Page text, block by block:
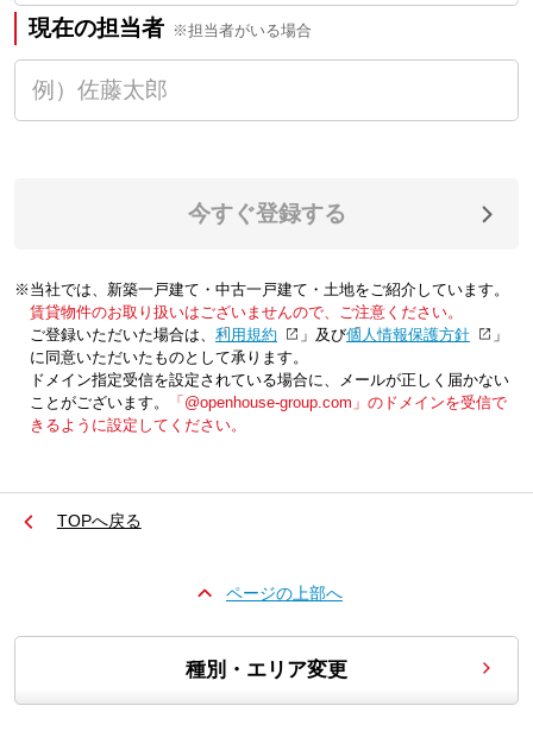
現在の担当者 ※担当者がいる場合
今すぐ登録する
※当社では、新築一戸建て・中古一戸建て・土地をご紹介しています。
賃貸物件のお取り扱いはございませんので、ご注意ください。
ご登録いただいた場合は、「利用規約 」及び「個人情報保護方針
」
に同意いただいたものとして承ります。
ドメイン指定受信を設定されている場合に、メールが正しく届かない
ことがございます。
「@openhouse-group.com」のドメインを受信で
きるように設定してください。
TOPへ戻る
ページの上部へ
種別・エリア変更